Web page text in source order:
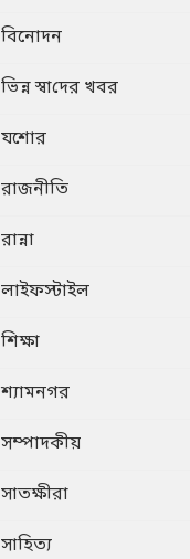
বিনোদন
ভিন্ন স্বা‌দের খবর
যশোর
রাজনীতি
রান্না
লাইফস্টাইল
শিক্ষা
শ্যামনগর
সম্পাদকীয়
সাতক্ষীরা
সাহিত্য